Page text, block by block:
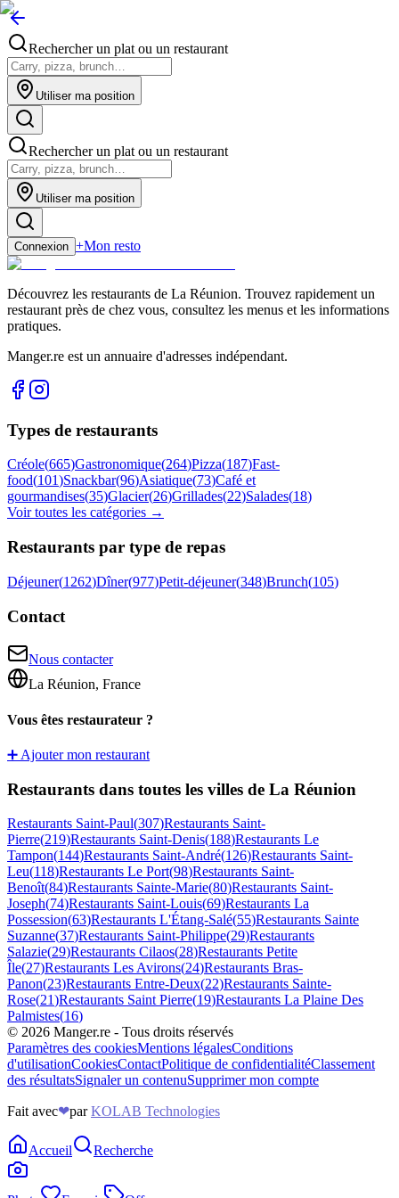
Rechercher un plat ou un restaurant
Utiliser ma position
Rechercher un plat ou un restaurant
Utiliser ma position
Connexion +Mon resto
Découvrez les restaurants de La Réunion. Trouvez rapidement un
restaurant près de chez vous, consultez les menus et les informations
pratiques.
Manger.re est un annuaire d'adresses indépendant.
Types de restaurants
Créole(665)Gastronomique(264)Pizza(187)Fast-
food(101)Snackbar(96)Asiatique(73)Café et
gourmandises(35)Glacier(26)Grillades(22)Salades(18)
Voir toutes les catégories →
Restaurants par type de repas
Déjeuner(1262)Dîner(977)Petit-déjeuner(348)Brunch(105)
Contact
Nous contacter
La Réunion, France
Vous êtes restaurateur ?
➕ Ajouter mon restaurant
Restaurants dans toutes les villes de La Réunion
Restaurants Saint-Paul(307)Restaurants Saint-
Pierre(219)Restaurants Saint-Denis(188)Restaurants Le
Tampon(144)Restaurants Saint-André(126)Restaurants Saint-
Leu(118)Restaurants Le Port(98)Restaurants Saint-
Benoît(84)Restaurants Sainte-Marie(80)Restaurants Saint-
Joseph(74)Restaurants Saint-Louis(69)Restaurants La
Possession(63)Restaurants L'Étang-Salé(55)Restaurants Sainte
Suzanne(37)Restaurants Saint-Philippe(29)Restaurants
Salazie(29)Restaurants Cilaos(28)Restaurants Petite
Île(27)Restaurants Les Avirons(24)Restaurants Bras-
Panon(23)Restaurants Entre-Deux(22)Restaurants Sainte-
Rose(21)Restaurants Saint Pierre(19)Restaurants La Plaine Des
Palmistes(16)
© 2026 Manger.re - Tous droits réservés
Paramètres des cookiesMentions légalesConditions
d'utilisationCookiesContactPolitique de confidentialitéClassement
des résultatsSignaler un contenuSupprimer mon compte
Fait avec❤par KOLAB Technologies
Accueil Recherche